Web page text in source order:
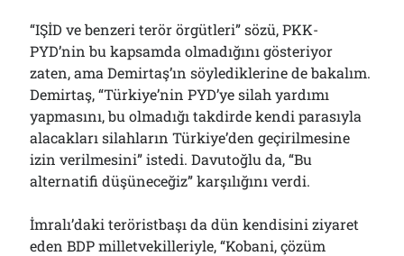
“IŞİD ve benzeri terör örgütleri” sözü, PKK-
PYD’nin bu kapsamda olmadığını gösteriyor
zaten, ama Demirtaş’ın söylediklerine de bakalım.
Demirtaş, “Türkiye’nin PYD’ye silah yardımı
yapmasını, bu olmadığı takdirde kendi parasıyla
alacakları silahların Türkiye’den geçirilmesine
izin verilmesini” istedi. Davutoğlu da, “Bu
alternatifi düşüneceğiz” karşılığını verdi.
İmralı’daki teröristbaşı da dün kendisini ziyaret
eden BDP milletvekilleriyle, “Kobani, çözüm